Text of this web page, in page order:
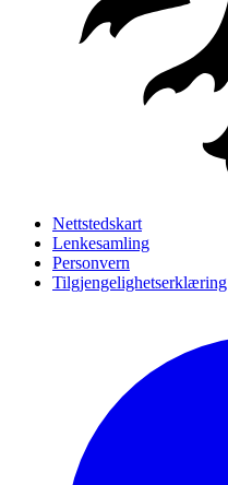
Nettstedskart
Lenkesamling
Personvern
Tilgjengelighetserklæring